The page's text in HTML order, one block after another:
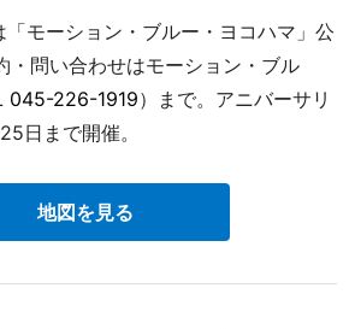
モーション・ブルー・ヨコハマ」公
・問い合わせはモーション・ブル
045-226-1919）まで。アニバーサリ
日まで開催。
地図を見る